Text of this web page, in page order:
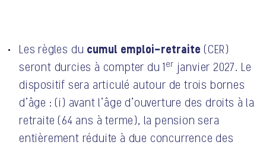
Les règles du cumul emploi-retraite (CER)
seront durcies à compter du 1er janvier 2027. Le
dispositif sera articulé autour de trois bornes
d’âge : (i) avant l’âge d’ouverture des droits à la
retraite (64 ans à terme), la pension sera
entièrement réduite à due concurrence des